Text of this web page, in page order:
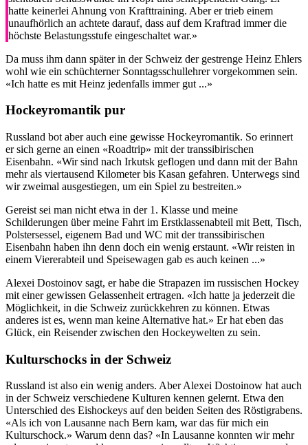
hatte keinerlei Ahnung von Krafttraining. Aber er trieb einem
unaufhörlich an achtete darauf, dass auf dem Kraftrad immer die
höchste Belastungsstufe eingeschaltet war.»
Da muss ihm dann später in der Schweiz der gestrenge Heinz Ehlers
wohl wie ein schüchterner Sonntagsschullehrer vorgekommen sein.
«Ich hatte es mit Heinz jedenfalls immer gut ...»
Hockeyromantik pur
Russland bot aber auch eine gewisse Hockeyromantik. So erinnert
er sich gerne an einen «Roadtrip» mit der transsibirischen
Eisenbahn. «Wir sind nach Irkutsk geflogen und dann mit der Bahn
mehr als viertausend Kilometer bis Kasan gefahren. Unterwegs sind
wir zweimal ausgestiegen, um ein Spiel zu bestreiten.»
Gereist sei man nicht etwa in der 1. Klasse und meine
Schilderungen über meine Fahrt im Erstklassenabteil mit Bett, Tisch,
Polstersessel, eigenem Bad und WC mit der transsibirischen
Eisenbahn haben ihn denn doch ein wenig erstaunt. «Wir reisten in
einem Viererabteil und Speisewagen gab es auch keinen ...»
Alexei Dostoinov sagt, er habe die Strapazen im russischen Hockey
mit einer gewissen Gelassenheit ertragen. «Ich hatte ja jederzeit die
Möglichkeit, in die Schweiz zurückkehren zu können. Etwas
anderes ist es, wenn man keine Alternative hat.» Er hat eben das
Glück, ein Reisender zwischen den Hockeywelten zu sein.
Kulturschocks in der Schweiz
Russland ist also ein wenig anders. Aber Alexei Dostoinow hat auch
in der Schweiz verschiedene Kulturen kennen gelernt. Etwa den
Unterschied des Eishockeys auf den beiden Seiten des Röstigrabens.
«Als ich von Lausanne nach Bern kam, war das für mich ein
Kulturschock.» Warum denn das? «In Lausanne konnten wir mehr